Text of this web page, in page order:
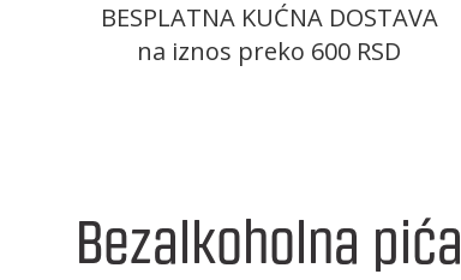
BESPLATNA KUĆNA DOSTAVA
na iznos preko 600 RSD
Bezalkoholna pića